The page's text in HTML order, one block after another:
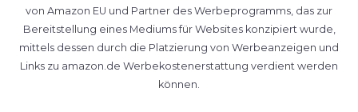
von Amazon EU und Partner des Werbeprogramms, das zur
Bereitstellung eines Mediums für Websites konzipiert wurde,
mittels dessen durch die Platzierung von Werbeanzeigen und
Links zu amazon.de Werbekostenerstattung verdient werden
können.